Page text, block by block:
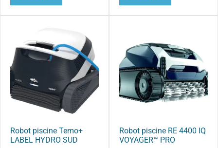
Robot piscine Temo+
LABEL HYDRO SUD
Robot piscine RE 4400 IQ
VOYAGER™ PRO